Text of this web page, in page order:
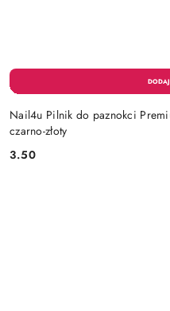
Nail4u Pilnik do paznokci
czarno-złoty
Cena:
3.50